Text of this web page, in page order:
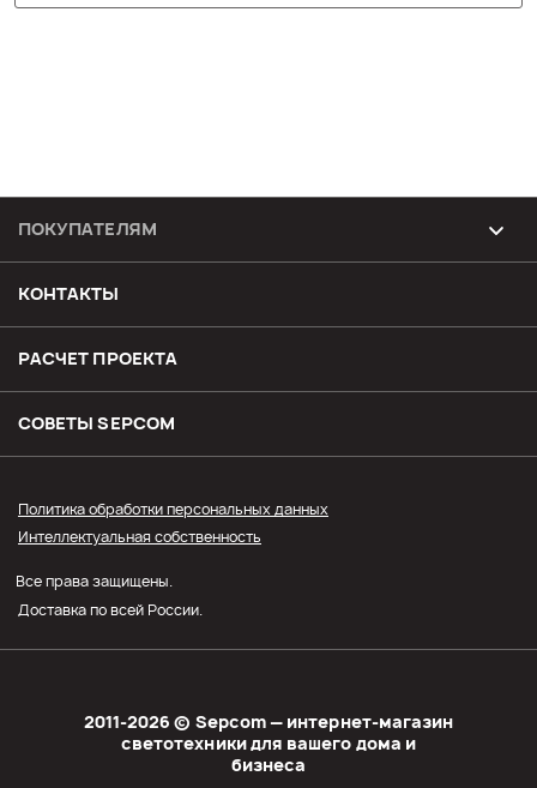
ПОКУПАТЕЛЯМ
Возврат и обмен товара
Доставка
Оплата
Оптовым покупателям
Личный кабинет
КОНТАКТЫ
РАСЧЕТ ПРОЕКТА
СОВЕТЫ SЕPCOM
2011-2026 © Sеpcom — интернет-магазин
светотехники для вашего дома и
бизнеса
Политика обработки персональных данных
Интеллектуальная собственность
Все права защищены.
Доставка по всей России.